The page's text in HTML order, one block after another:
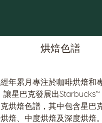
烘焙色譜
經年累月專注於咖啡烘焙和
讓星巴克發展出Starbucks™
克烘焙色譜，其中包含星巴
烘焙、中度烘焙及深度烘焙